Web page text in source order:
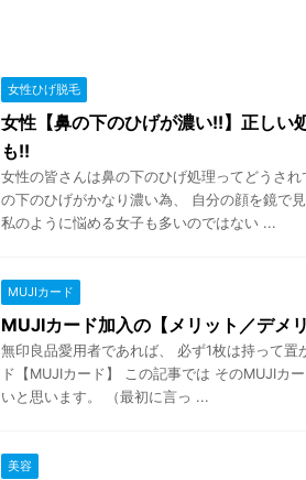
女性ひげ脱毛
女性【鼻の下のひげが濃い!!】正しい
も!!
女性の皆さんは鼻の下のひげ処理ってどうさ
の下のひげがかなり濃い為、 自分の顔を鏡で
私のように悩める女子も多いのではない ...
MUJIカード
MUJIカード加入の【メリット／デメ
無印良品愛用者であれば、 必ず1枚は持って
ド【MUJIカード】 この記事では そのMUJIカ
いと思います。 （最初に言っ ...
美容